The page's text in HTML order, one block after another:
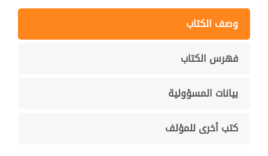
وصف الكتاب
فهرس الكتاب
بيانات المسؤولية
كتب أخرى للمؤلف